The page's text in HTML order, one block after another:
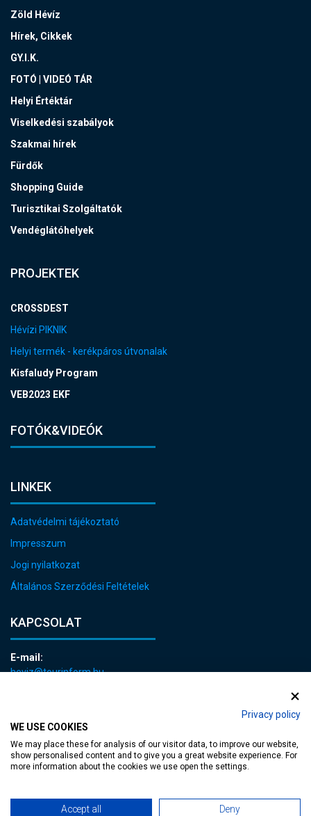
Privacy policy
WE USE COOKIES
We may place these for analysis of our visitor data, to improve our website,
show personalised content and to give you a great website experience. For
more information about the cookies we use open the settings.
Accept all Deny
Zöld Hévíz
Hírek, Cikkek
GY.I.K.
FOTÓ | VIDEÓ TÁR
Helyi Értéktár
Viselkedési szabályok
Szakmai hírek
Fürdők
Shopping Guide
Turisztikai Szolgáltatók
Vendéglátóhelyek
PROJEKTEK
CROSSDEST
Hévízi PIKNIK
Helyi termék - kerékpáros útvonalak
Kisfaludy Program
VEB2023 EKF
FOTÓK&VIDEÓK
LINKEK
Adatvédelmi tájékoztató
Impresszum
Jogi nyilatkozat
Általános Szerződési Feltételek
KAPCSOLAT
E-mail:
heviz@tourinform.hu
akadálymentesített weblap| Copyright © 2024 Hévíz Város Önkormányzata,